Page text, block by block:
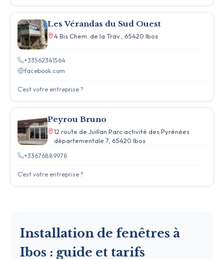
Les Vérandas du Sud Ouest
4 Bis Chem. de la Trav., 65420 Ibos
+33562341564
facebook.com
C'est votre entreprise ?
Peyrou Bruno
12 route de Juillan Parc activité des Pyrénées
départementale 7, 65420 Ibos
+33676889978
C'est votre entreprise ?
Installation de fenêtres à
Ibos : guide et tarifs